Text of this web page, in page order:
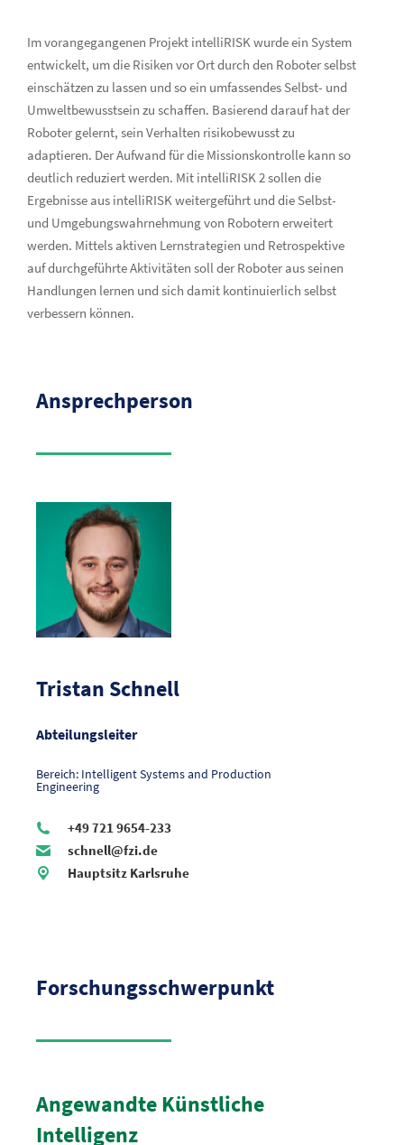
Im vorangegangenen Projekt intelliRISK wurde ein System
entwickelt, um die Risiken vor Ort durch den Roboter selbst
einschätzen zu lassen und so ein umfassendes Selbst- und
Umweltbewusstsein zu schaffen. Basierend darauf hat der
Roboter gelernt, sein Verhalten risikobewusst zu
adaptieren. Der Aufwand für die Missionskontrolle kann so
deutlich reduziert werden. Mit intelliRISK 2 sollen die
Ergebnisse aus intelliRISK weitergeführt und die Selbst-
und Umgebungswahrnehmung von Robotern erweitert
werden. Mittels aktiven Lernstrategien und Retrospektive
auf durchgeführte Aktivitäten soll der Roboter aus seinen
Handlungen lernen und sich damit kontinuierlich selbst
verbessern können.
Ansprechperson
Tristan Schnell
Abteilungsleiter
Bereich: Intelligent Systems and Production
Engineering
+49 721 9654-233
schnell@fzi.de
Hauptsitz Karlsruhe
Forschungsschwerpunkt
Angewandte Künstliche
Intelligenz